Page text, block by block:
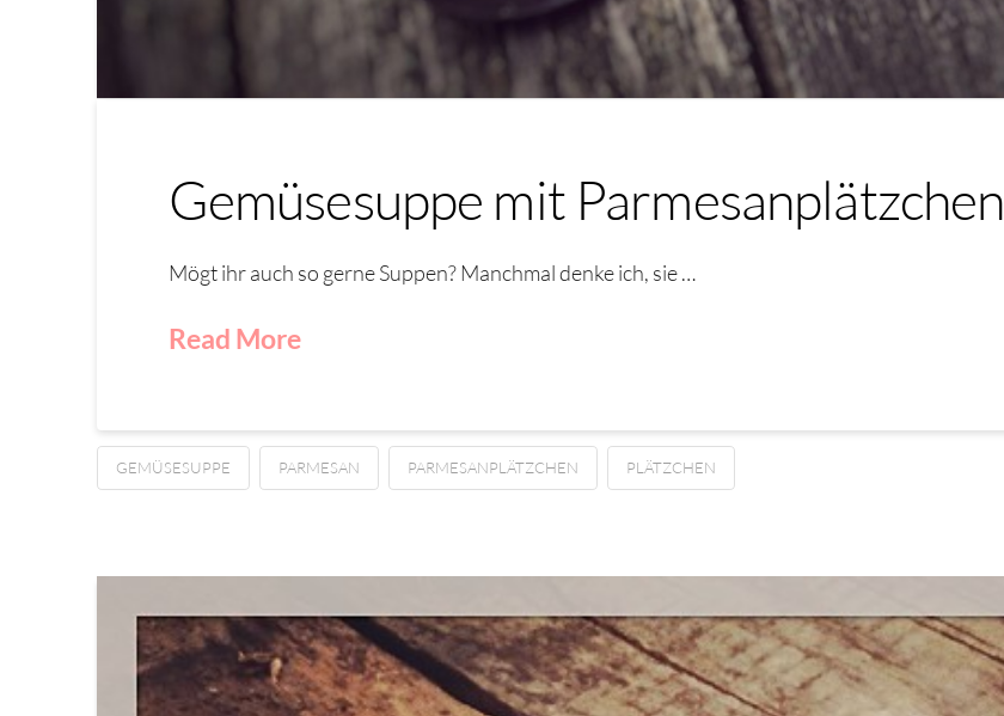
Gemüsesuppe mit Parmesanplätzchen
Mögt ihr auch so gerne Suppen? Manchmal denke ich, sie …
Read More
GEMÜSESUPPE PARMESAN PARMESANPLÄTZCHEN PLÄTZCHEN